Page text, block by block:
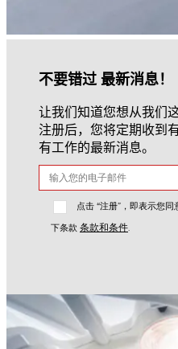
不要错过 最新消息！
让我们知道您想从我们
注册后，您将定期收到
有工作的最新消息。
点击 “注册”，即表示您同
下条款 条款和条件